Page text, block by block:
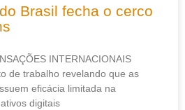
Brasil fecha o cerco
INTERNACIONAIS
de trabalho revelando que as
eficácia limitada na
digitais